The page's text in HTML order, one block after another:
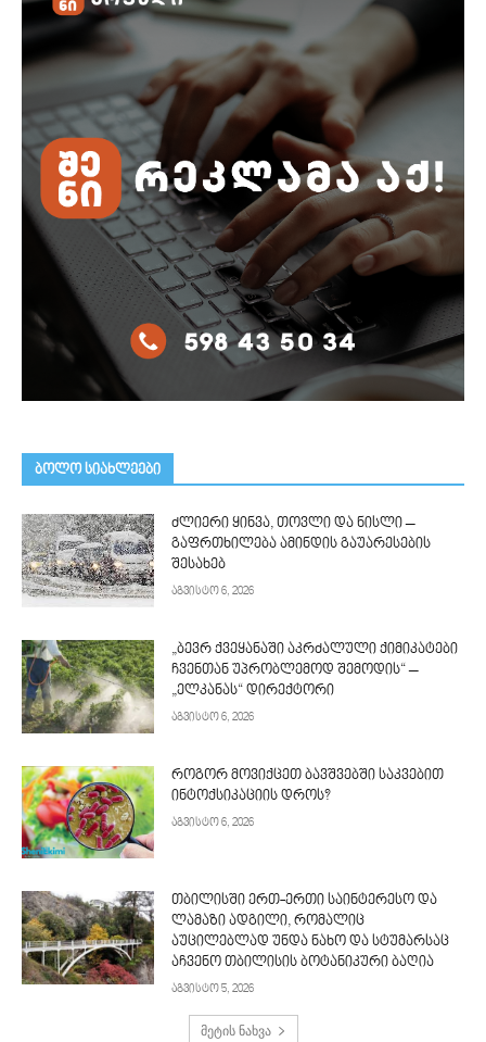
ᲑᲝᲚᲝ ᲡᲘᲐᲮᲚᲔᲔᲑᲘ
ძლიერი ყინვა, თოვლი და ნისლი –
გაფრთხილება ამინდის გაუარესების
შესახებ
აგვისტო 6, 2026
„ბევრ ქვეყანაში აკრძალული ქიმიკატები
ჩვენთან უპრობლემოდ შემოდის“ –
„ელკანას“ დირექტორი
აგვისტო 6, 2026
როგორ მოვიქცეთ ბავშვებში საკვებით
ინტოქსიკაციის დროს?
აგვისტო 6, 2026
თბილისში ერთ-ერთი საინტერესო და
ლამაზი ადგილი, რომალიც
აუცილებლად უნდა ნახო და სტუმარსაც
აჩვენო თბილისის ბოტანიკური ბაღია
აგვისტო 5, 2026
მეტის ნახვა